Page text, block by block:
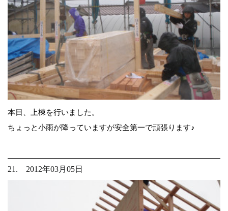
本日、上棟を行いました。
ちょっと小雨が降っていますが安全第一で頑張ります♪
21. 2012年03月05日